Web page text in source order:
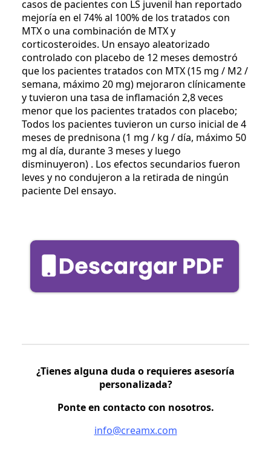
casos de pacientes con LS juvenil han reportado
mejoría en el 74% al 100% de los tratados con
MTX o una combinación de MTX y
corticosteroides. Un ensayo aleatorizado
controlado con placebo de 12 meses demostró
que los pacientes tratados con MTX (15 mg / M2 /
semana, máximo 20 mg) mejoraron clínicamente
y tuvieron una tasa de inflamación 2,8 veces
menor que los pacientes tratados con placebo;
Todos los pacientes tuvieron un curso inicial de 4
meses de prednisona (1 mg / kg / día, máximo 50
mg al día, durante 3 meses y luego
disminuyeron) . Los efectos secundarios fueron
leves y no condujeron a la retirada de ningún
paciente Del ensayo.
¿Tienes alguna duda o requieres asesoría
personalizada?
Ponte en contacto con nosotros.
info@creamx.com